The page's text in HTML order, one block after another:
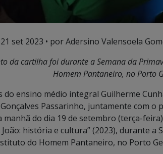
21 set 2023 • por Adersino Valensoela
da cartilha foi durante a Semana da
Homem Pantaneiro, no Porto
do ensino médio integral Guilherme
Gonçalves Passarinho, juntamente com
manhã do dia 19 de setembro (terça-
história e cultura” (2023), durante a
do Homem Pantaneiro, no Porto